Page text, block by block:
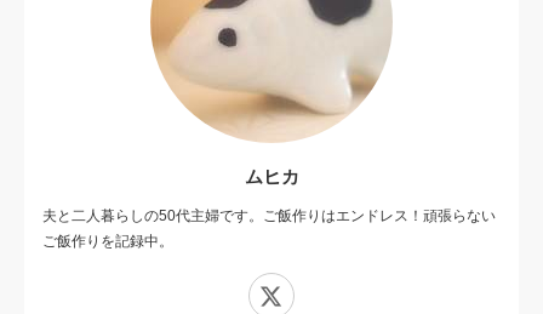
ムヒカ
夫と二人暮らしの50代主婦です。ご飯作りはエンドレス！頑張らない
ご飯作りを記録中。